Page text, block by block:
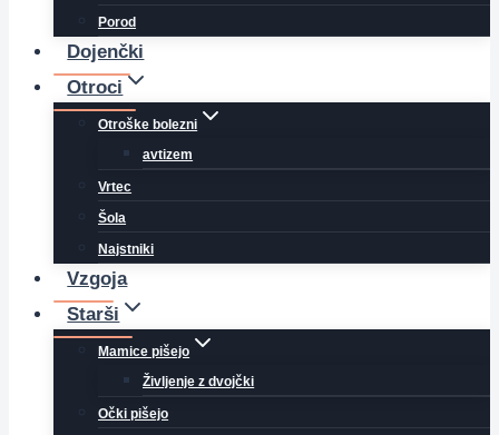
Porod
Dojenčki
Otroci
Otroške bolezni
avtizem
Vrtec
Šola
Najstniki
Vzgoja
Starši
Mamice pišejo
Življenje z dvojčki
Očki pišejo